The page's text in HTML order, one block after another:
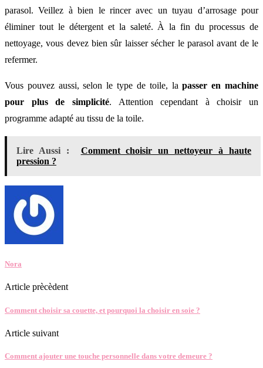
parasol. Veillez à bien le rincer avec un tuyau d’arrosage pour
éliminer tout le détergent et la saleté. À la fin du processus de
nettoyage, vous devez bien sûr laisser sécher le parasol avant de le
refermer.
Vous pouvez aussi, selon le type de toile, lapasser en machine
pour plus de simplicité. Attention cependant à choisir un
programme adapté au tissu de la toile.
Lire Aussi :
Comment choisir un nettoyeur à haute
pression ?
Nora
Article prècèdent
Comment choisir sa couette, et pourquoi la choisir en soie ?
Article suivant
Comment ajouter une touche personnelle dans votre demeure ?